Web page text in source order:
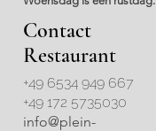
Contact
Restaurant
+49 6534 949 667
+49 172 5735030
info@plein-